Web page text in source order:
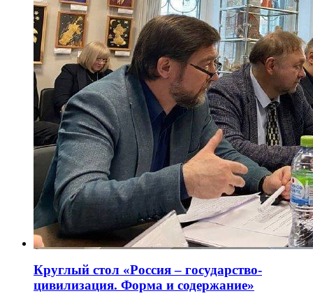
Круглый стол «Россия – государство-
цивилизация. Форма и содержание»